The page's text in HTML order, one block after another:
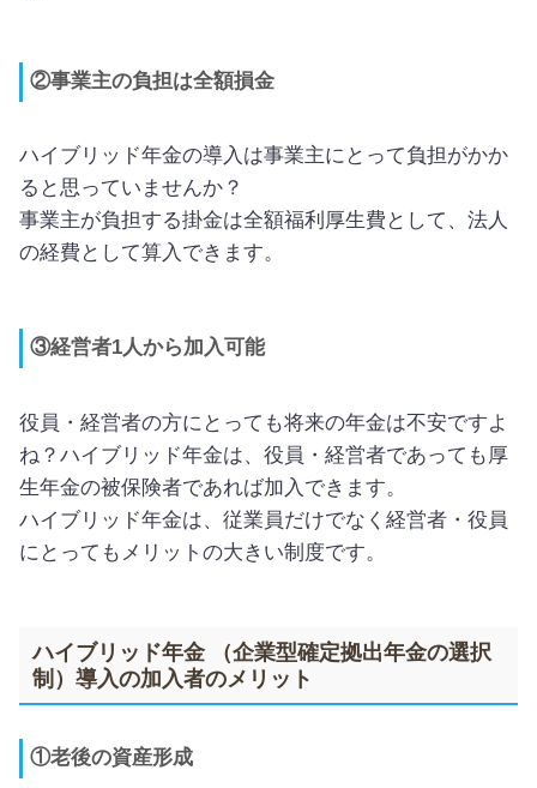
②事業主の負担は全額損金
ハイブリッド年金の導入は事業主にとって負担がかか
ると思っていませんか？
事業主が負担する掛金は全額福利厚生費として、法人
の経費として算入できます。
③経営者1人から加入可能
役員・経営者の方にとっても将来の年金は不安ですよ
ね？ハイブリッド年金は、役員・経営者であっても厚
生年金の被保険者であれば加入できます。
ハイブリッド年金は、従業員だけでなく経営者・役員
にとってもメリットの大きい制度です。
ハイブリッド年金 （企業型確定拠出年金の選択
制）導入の加入者のメリット
①老後の資産形成